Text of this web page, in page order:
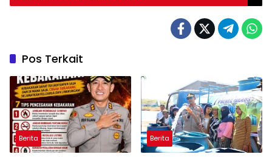
Pos Terkait
Berita Berita